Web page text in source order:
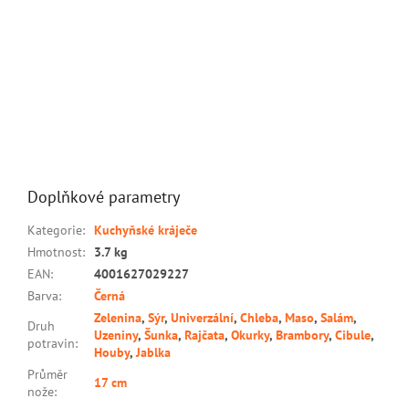
Doplňkové parametry
Kategorie: Kuchyňské kráječe
Hmotnost:
3.7 kg
EAN:
4001627029227
Barva:
Černá
Druh
potravin:
Zelenina, Sýr, Univerzální, Chleba, Maso, Salám,
Uzeniny, Šunka, Rajčata, Okurky, Brambory, Cibule,
Houby,Jablka
Průměr
nože:
17 cm